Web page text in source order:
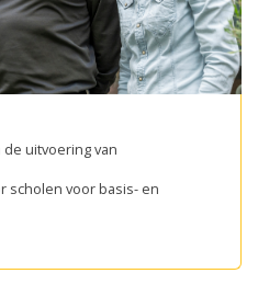
uitvoering van
scholen voor basis- en